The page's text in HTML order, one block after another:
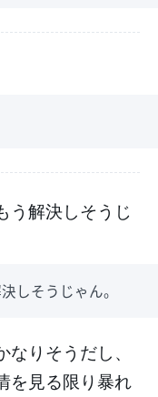
解決しそうじ
しそうじゃん。
りそうだし、
を見る限り暴れ